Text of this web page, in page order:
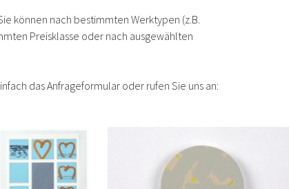
können nach bestimmten Werktypen (z.B.
Preisklasse oder nach ausgewählten
das Anfrageformular oder rufen Sie uns an: